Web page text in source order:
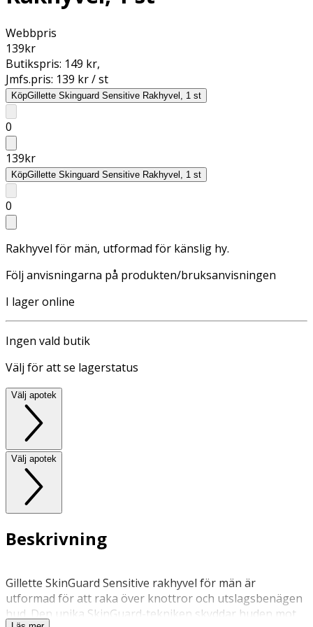
Webbpris
139kr
Butikspris: 149 kr,
Jmfs.pris: 139 kr / st
KöpGillette Skinguard Sensitive Rakhyvel, 1 st
0
139kr
KöpGillette Skinguard Sensitive Rakhyvel, 1 st
0
Rakhyvel för män, utformad för känslig hy.
Följ anvisningarna på produkten/bruksanvisningen
I lager online
Ingen vald butik
Välj för att se lagerstatus
Välj apotek
Välj apotek
Beskrivning
Gillette SkinGuard Sensitive rakhyvel för män är
utformad för att raka över knottror och utslagsbenägen
hud. Den unika SkinGuard-tekniken skyddar huden mot